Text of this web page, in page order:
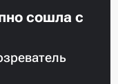
сошла с